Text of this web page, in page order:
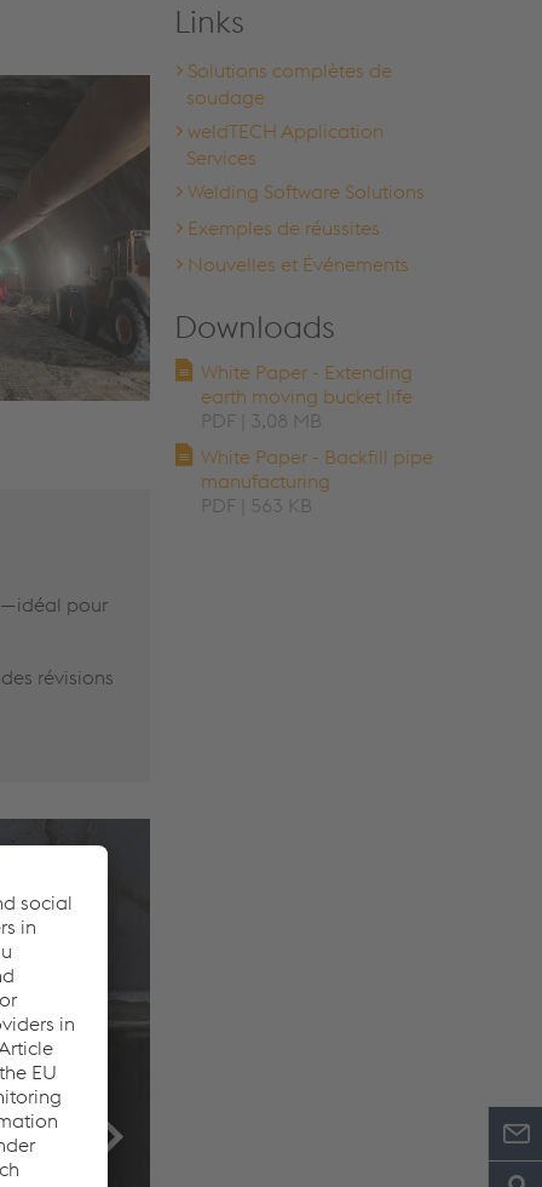
pour
révisions
Links
Solutions complètes de
soudage
weldTECH Application
Services
Welding Software Solutions
Exemples de réussites
Nouvelles et Événements
Downloads
White Paper - Extending
earth moving bucket life
PDF | 3,08 MB
White Paper - Backfill pipe
manufacturing
PDF | 563 KB